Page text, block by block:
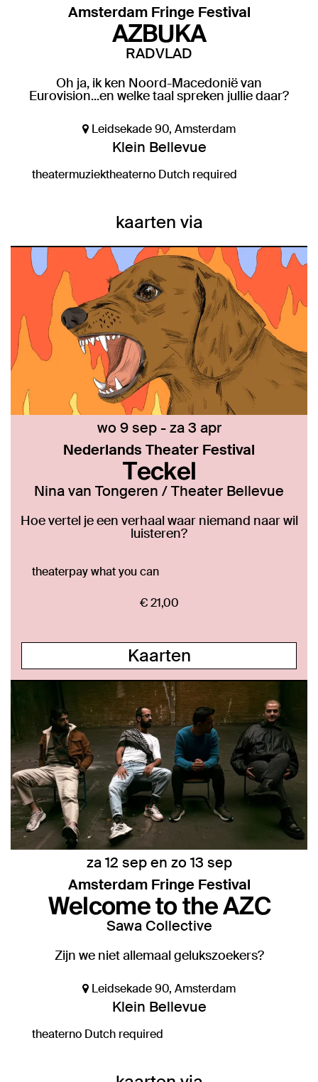
AZBUKA
RADVLAD
Amsterdam Fringe Festival
Oh ja, ik ken Noord-Macedonië van
Eurovision...en welke taal spreken jullie daar?
Leidsekade 90, Amsterdam
Klein Bellevue
theatermuziektheaterno Dutch required
kaarten via
Teckel
Nina van Tongeren / Theater Bellevue
Nederlands Theater Festival
wo 9 sep -za 3 apr
Hoe vertel je een verhaal waar niemand naar wil
luisteren?
theaterpay what you can
€ 21,00
Kaarten
Welcome to the AZC
Sawa Collective
Amsterdam Fringe Festival
za 12 sepen zo 13 sep
Zijn we niet allemaal gelukszoekers?
Leidsekade 90, Amsterdam
Klein Bellevue
theaterno Dutch required